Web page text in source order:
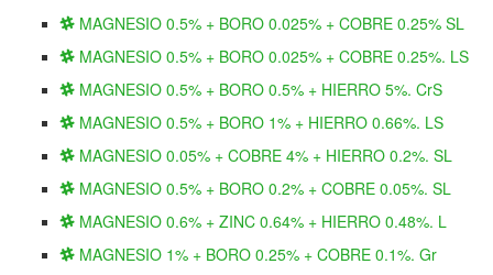
MAGNESIO 0.5% + BORO 0.025% + COBRE 0.25% SL
MAGNESIO 0.5% + BORO 0.025% + COBRE 0.25%. LS
MAGNESIO 0.5% + BORO 0.5% + HIERRO 5%. CrS
MAGNESIO 0.5% + BORO 1% + HIERRO 0.66%. LS
MAGNESIO 0.05% + COBRE 4% + HIERRO 0.2%. SL
MAGNESIO 0.5% + BORO 0.2% + COBRE 0.05%. SL
MAGNESIO 0.6% + ZINC 0.64% + HIERRO 0.48%. L
MAGNESIO 1% + BORO 0.25% + COBRE 0.1%. Gr